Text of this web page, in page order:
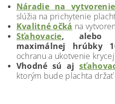
Náradie na
slúžia na prichytenie
Kvalitné očká na
Sťahovacie, alebo
maximálnej hrúbky
ochranu a ukotvenie
Vhodné sú aj
ktorým bude plachta